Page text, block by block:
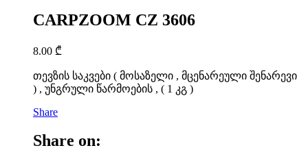
CARPZOOM CZ 3606
8.00 ₾
თევზის საკვები ( მოსაზელი , მცენარეული შენარევი
) , უნგრული წარმოების , ( 1 კგ )
Share
Share on: